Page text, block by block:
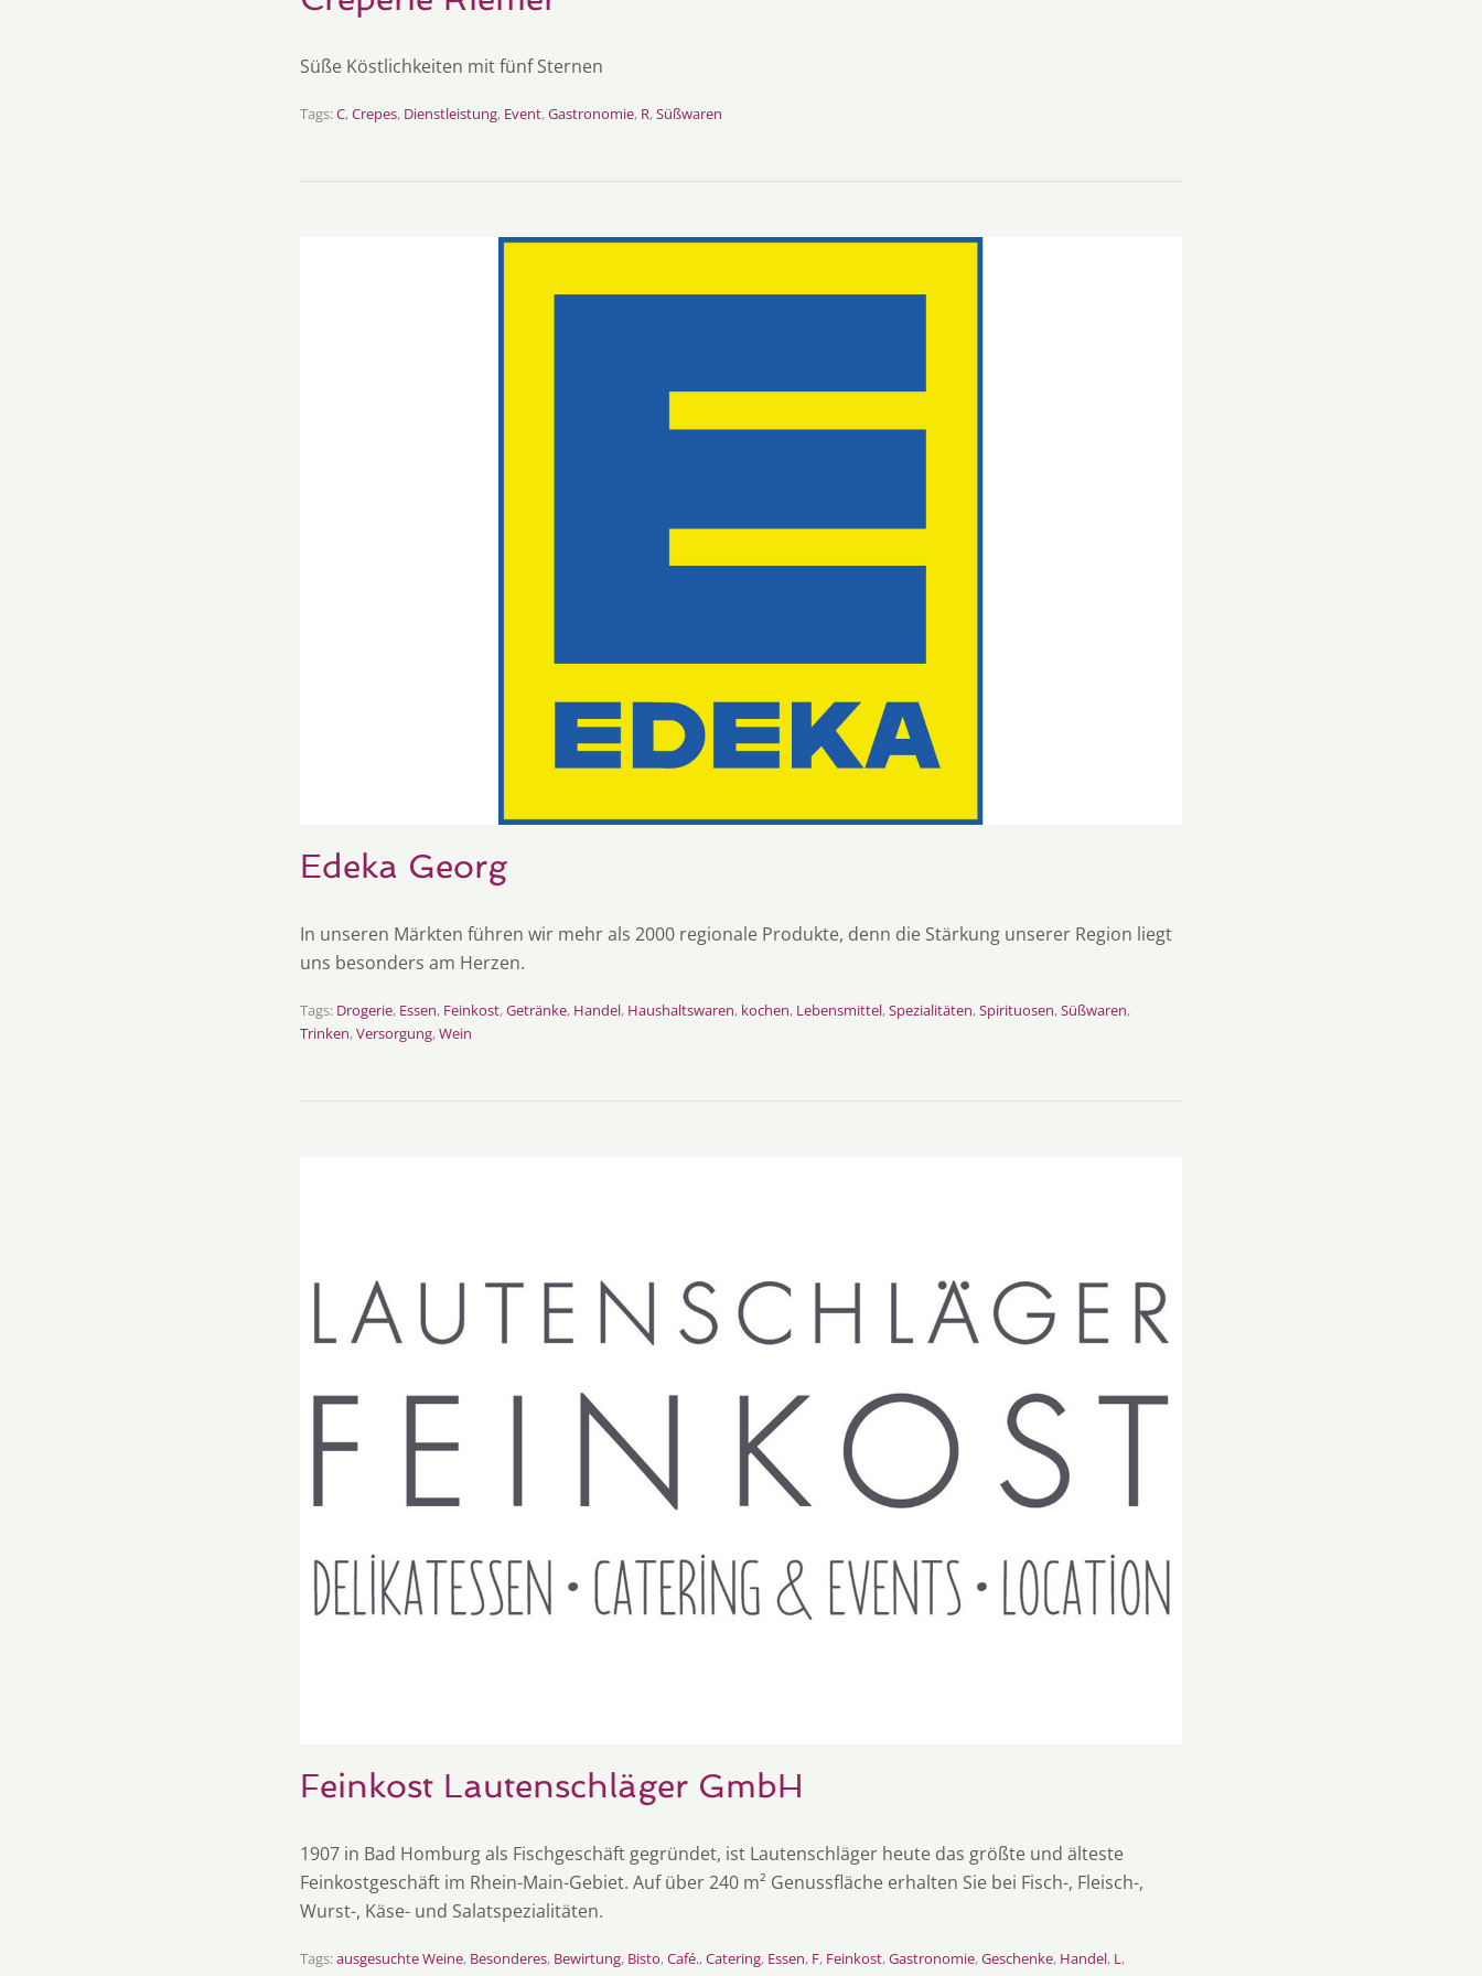
Süße Köstlichkeiten mit fünf Sternen
Tags:C,Crepes, Dienstleistung, Event,Gastronomie, R,Süßwaren
Edeka Georg
In unseren Märkten führen wir mehr als 2000 regionale Produkte, denn die Stärkung unserer Region liegt
uns besonders am Herzen.
Tags: Drogerie, Essen, Feinkost,Getränke, Handel, Haushaltswaren, kochen, Lebensmittel,Spezialitäten,Spirituosen,Süßwaren,
Trinken,Versorgung,Wein
Feinkost Lautenschläger GmbH
1907 in Bad Homburg als Fischgeschäft gegründet, ist Lautenschläger heute das größte und älteste
Feinkostgeschäft im Rhein-Main-Gebiet. Auf über 240 m² Genussfläche erhalten Sie bei Fisch-, Fleisch-,
Wurst-, Käse- und Salatspezialitäten.
Tags:ausgesuchte Weine, Besonderes, Bewirtung, Bisto,Café.,Catering, Essen, F, Feinkost,Gastronomie,Geschenke, Handel, L,